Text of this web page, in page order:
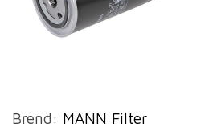
Brend: MANN Filter